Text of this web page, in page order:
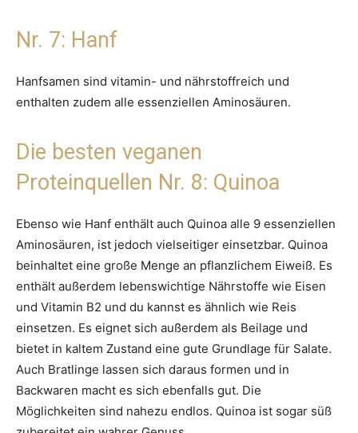
Nr. 7: Hanf
Hanfsamen sind vitamin- und nährstoffreich und
enthalten zudem alle essenziellen Aminosäuren.
Die besten veganen
Proteinquellen Nr. 8: Quinoa
Ebenso wie Hanf enthält auch Quinoa alle 9 essenziellen
Aminosäuren, ist jedoch vielseitiger einsetzbar. Quinoa
beinhaltet eine große Menge an pflanzlichem Eiweiß. Es
enthält außerdem lebenswichtige Nährstoffe wie Eisen
und Vitamin B2 und du kannst es ähnlich wie Reis
einsetzen. Es eignet sich außerdem als Beilage und
bietet in kaltem Zustand eine gute Grundlage für Salate.
Auch Bratlinge lassen sich daraus formen und in
Backwaren macht es sich ebenfalls gut. Die
Möglichkeiten sind nahezu endlos. Quinoa ist sogar süß